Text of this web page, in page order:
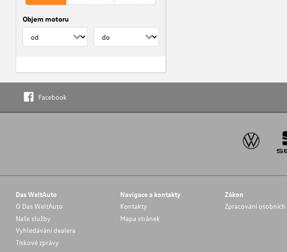
Objem motoru
Facebook
Das WeltAuto
O Das WeltAuto
Naše služby
Vyhledávání dealera
Tiskové zprávy
Navigace a kontakty
Kontakty
Mapa stránek
Zákon
Zpracování